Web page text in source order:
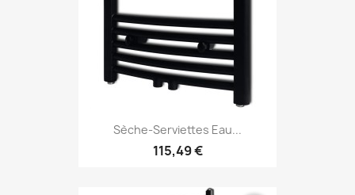
Sèche-Serviettes Eau...
115,49 €